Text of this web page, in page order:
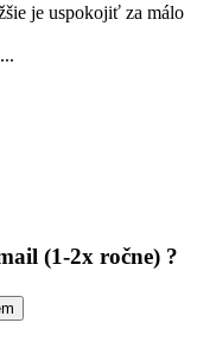
je uspokojiť za málo
(1-2x ročne) ?